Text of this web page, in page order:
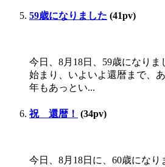
59歳になりました (41pv)
今日、8月18日、59歳になり
始まり、いよいよ還暦まで、
年もあっとい...
祝 還暦！ (34pv)
今日、8月18日に、60歳にな